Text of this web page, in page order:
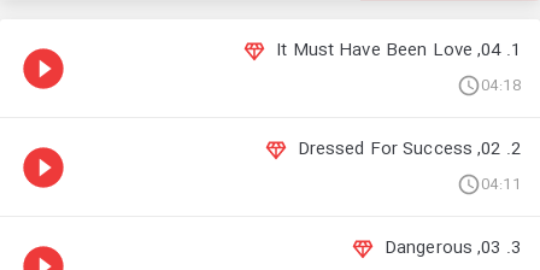
1. 04, It Must Have Been Love
04:18
2. 02, Dressed For Success
04:11
3. 03, Dangerous